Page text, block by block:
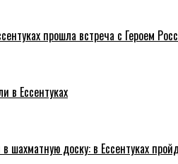
прошла встреча с Героем
в Ессентуках
шахматную доску: в Ессентуках